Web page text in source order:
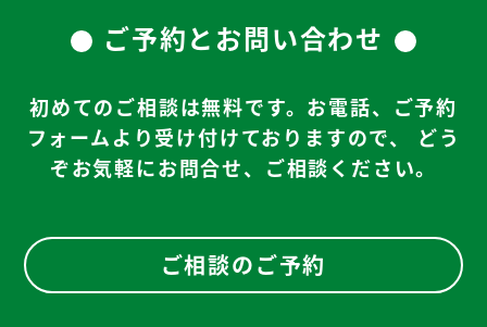
ご予約とお問い合わせ
初めてのご相談は無料です。お電話、ご予約
フォームより受け付けておりますので、
どう
ぞお気軽にお問合せ、ご相談ください。
ご相談のご予約